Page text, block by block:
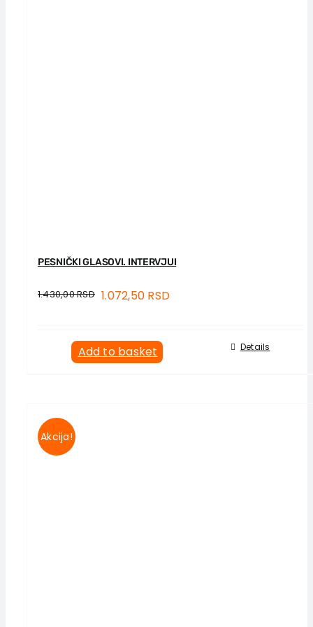
PESNIČKI GLASOVI. INTERVJUI
1.430,00RSD 1.072,50 RSD
Add to basket Details
Akcija!